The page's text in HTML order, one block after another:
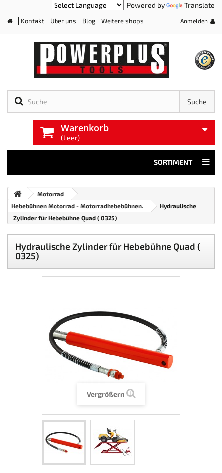
Powered by Translate
Kontakt Über uns Blog Weitere shops Anmelden
Suche
Warenkorb
(Leer)
SORTIMENT
Motorrad
Hebebühnen Motorrad - Motorradhebebühnen.
Hydraulische
Zylinder für Hebebühne Quad ( 0325)
Hydraulische Zylinder für Hebebühne Quad (
0325)
Vergrößern